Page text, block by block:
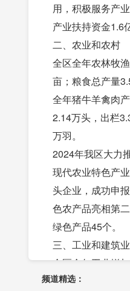
用，积极服务产
产业扶持资金1.6
二、农业和农村
全区全年农林牧
亩；粮食总产量
全年猪牛羊禽肉
2.14万头，出栏
万羽。
2024年我区大力
现代农业特色产
头企业，成功申
色农产品亮相第
绿色产品45个。
三、工业和建筑业
全区全年工业增
2024年我区新增
频道精选：